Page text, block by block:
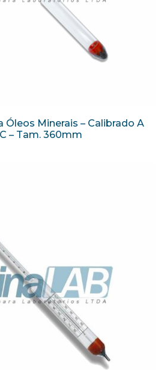
Óleos Minerais – Calibrado A
– Tam. 360mm